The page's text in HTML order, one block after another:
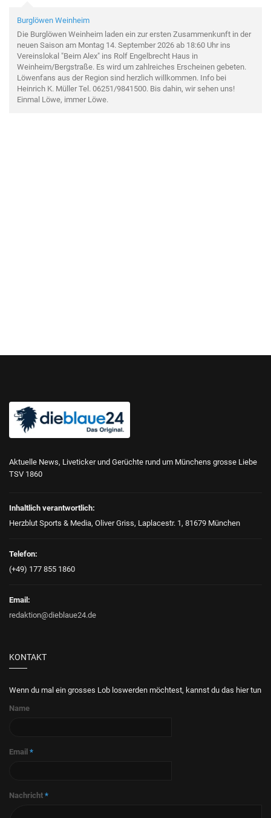
Burglöwen Weinheim
Die Burglöwen Weinheim laden ein zur ersten Zusammenkunft in der
neuen Saison am Montag 14. September 2026 ab 18:60 Uhr ins
Vereinslokal "Beim Alex" ins Rolf Engelbrecht Haus in
Weinheim/Bergstraße. Es wird um zahlreiches Erscheinen gebeten.
Löwenfans aus der Region sind herzlich willkommen. Info bei
Heinrich K. Müller Tel. 06251/9841500. Bis dahin, wir sehen uns!
Einmal Löwe, immer Löwe.
Aktuelle News, Liveticker und Gerüchte rund um Münchens grosse Liebe
TSV 1860
Inhaltlich verantwortlich:
Herzblut Sports & Media, Oliver Griss, Laplacestr. 1, 81679 München
Telefon:
(+49) 177 855 1860
Email:
redaktion@dieblaue24.de
KONTAKT
Wenn du mal ein grosses Lob loswerden möchtest, kannst du das hier tun
Name
Email *
Nachricht *